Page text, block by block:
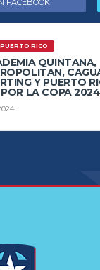
RICO
QUINTANA,
Y PUERTO
LA COPA 2024